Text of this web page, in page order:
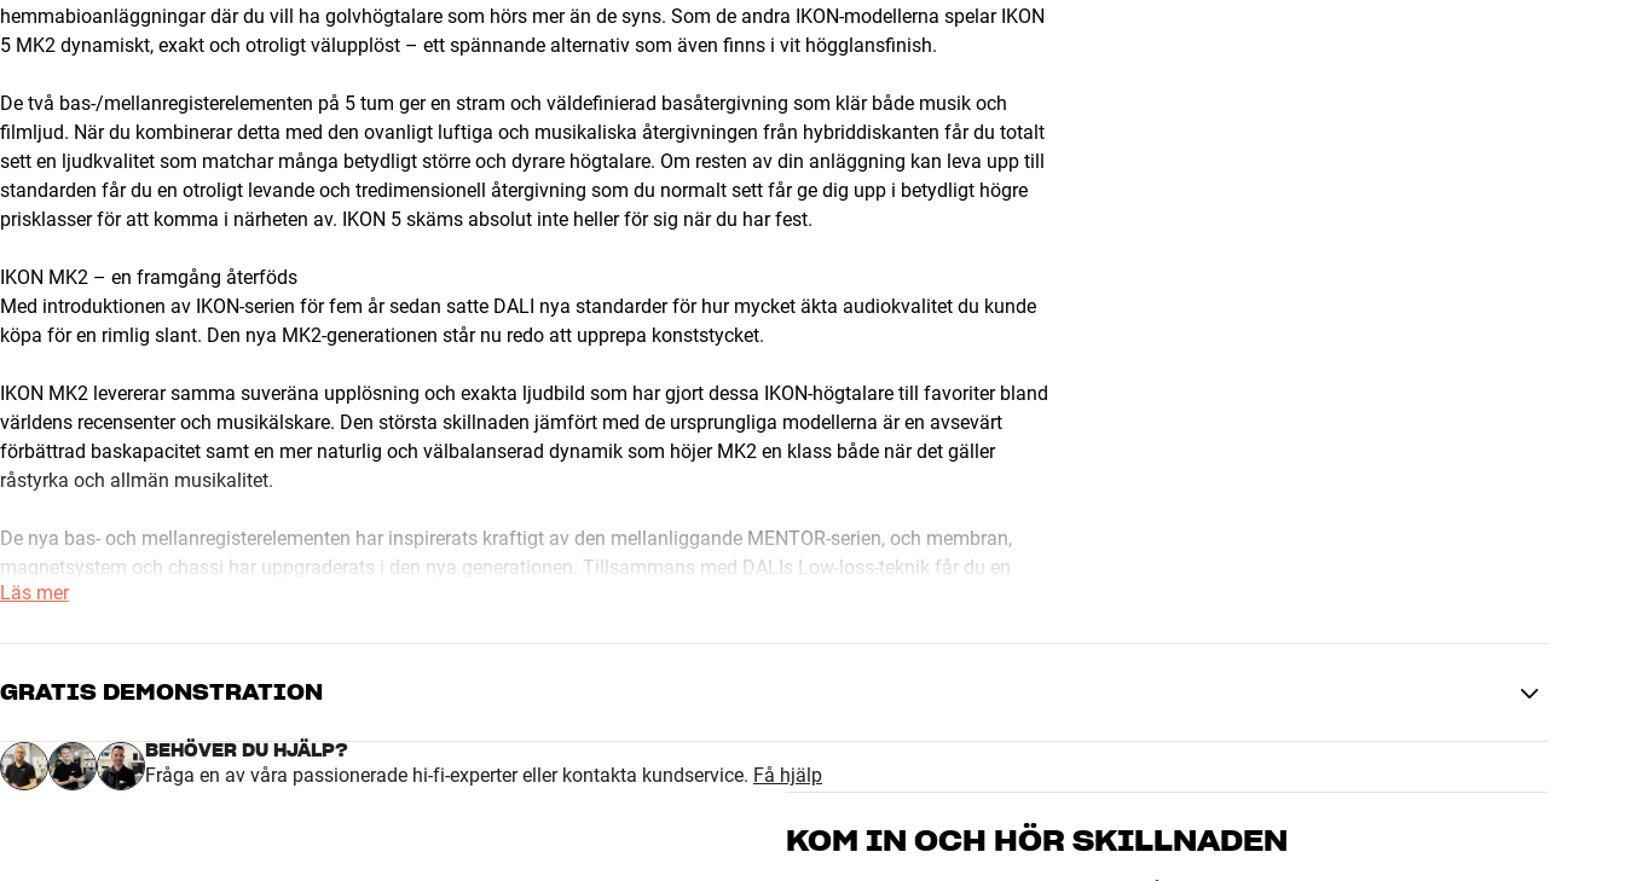
hemmabioanläggningar där du vill ha golvhögtalare som hörs mer än de syns. Som de andra IKON-modellerna spelar IKON
5 MK2 dynamiskt, exakt och otroligt välupplöst – ett spännande alternativ som även finns i vit högglansfinish.
De två bas-/mellanregisterelementen på 5 tum ger en stram och väldefinierad basåtergivning som klär både musik och
filmljud. När du kombinerar detta med den ovanligt luftiga och musikaliska återgivningen från hybriddiskanten får du totalt
sett en ljudkvalitet som matchar många betydligt större och dyrare högtalare. Om resten av din anläggning kan leva upp till
standarden får du en otroligt levande och tredimensionell återgivning som du normalt sett får ge dig upp i betydligt högre
prisklasser för att komma i närheten av. IKON 5 skäms absolut inte heller för sig när du har fest.
IKON MK2 – en framgång återföds
Med introduktionen av IKON-serien för fem år sedan satte DALI nya standarder för hur mycket äkta audiokvalitet du kunde
köpa för en rimlig slant. Den nya MK2-generationen står nu redo att upprepa konststycket.
IKON MK2 levererar samma suveräna upplösning och exakta ljudbild som har gjort dessa IKON-högtalare till favoriter bland
världens recensenter och musikälskare. Den största skillnaden jämfört med de ursprungliga modellerna är en avsevärt
förbättrad baskapacitet samt en mer naturlig och välbalanserad dynamik som höjer MK2 en klass både när det gäller
råstyrka och allmän musikalitet.
De nya bas- och mellanregisterelementen har inspirerats kraftigt av den mellanliggande MENTOR-serien, och membran,
magnetsystem och chassi har uppgraderats i den nya generationen. Tillsammans med DALIs Low-loss-teknik får du en
enastående detaljrikedom och respons vid alla ljudstyrkor och till alla typer av musik. En IKON MK2-högtalare behöver inte
utskärningarna till baselementen optimerats för ännu bättre mekanisk stabilitet och luftgenomströmning. Det
sammantagna resultatet av alla förbättringar är en enastående allroundhögtalare som kommer att locka fram det bästa ur
Läs mer
GRATIS DEMONSTRATION
BEHÖVER DU HJÄLP?
Fråga en av våra passionerade hi-fi-experter eller kontakta kundservice. Få hjälp
KOM IN OCH HÖR SKILLNADEN